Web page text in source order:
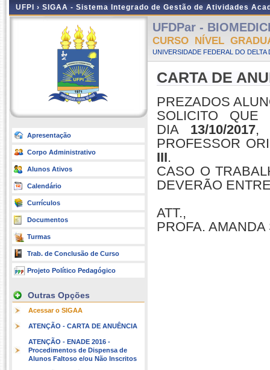
UFPI › SIGAA - Sistema Integrado de Gestão de Atividades
Apresentação
Corpo Administrativo
Alunos Ativos
Calendário
Currículos
Documentos
Turmas
Trab. de Conclusão de Curso
Projeto Político Pedagógico
Outras Opções
Acessar o SIGAA
ATENÇÃO - CARTA DE ANUÊNCIA
ATENÇÃO - ENADE 2016 -
Procedimentos de Dispensa de
Alunos Faltoso e/ou Não Inscritos
UFDPar -
CURSO NÍVEL
UNIVERSIDADE FEDERAL DO DELTA
CARTA DE
PREZADOS
SOLICITO
DIA 13/10/2017,
PROFESSOR
III.
CASO O
DEVERÃO
ATT.,
PROFA.